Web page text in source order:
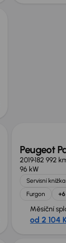
Peugeot
2019182 992
96 kW
Servisní knížka
Furgon
Měsíční
od 2 104